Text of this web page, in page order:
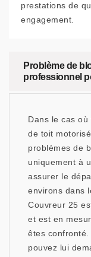
prestations de
engagement.
Problème de
professionnel
Dans le cas
de toit
problèmes de
uniquement à
assurer le
environs dans
Couvreur 25
et est en
êtes
pouvez lui